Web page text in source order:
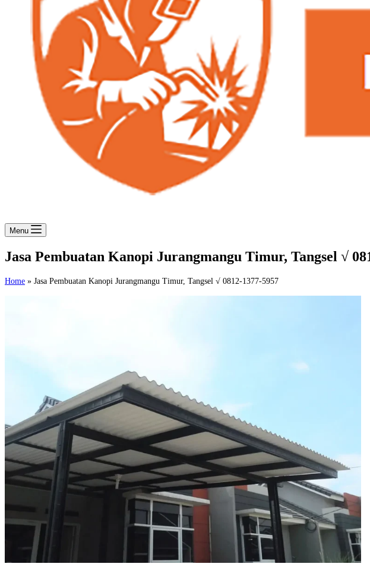
Menu
Jasa Pembuatan Kanopi Jurangmangu Timur, Tangsel √
Home » Jasa Pembuatan Kanopi Jurangmangu Timur, Tangsel √ 0812-1377-5957